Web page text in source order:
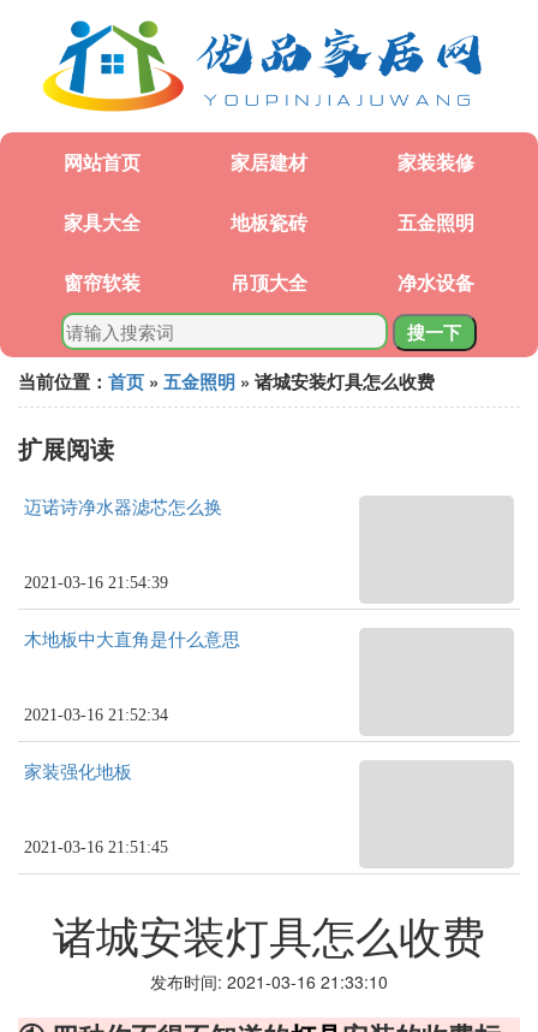
网站首页 家居建材 家装装修
家具大全 地板瓷砖 五金照明
窗帘软装 吊顶大全 净水设备
搜一下
当前位置： 首页 » 五金照明 » 诸城安装灯具怎么收费
扩展阅读
迈诺诗净水器滤芯怎么换
2021-03-16 21:54:39
木地板中大直角是什么意思
2021-03-16 21:52:34
家装强化地板
2021-03-16 21:51:45
诸城安装灯具怎么收费
发布时间: 2021-03-16 21:33:10